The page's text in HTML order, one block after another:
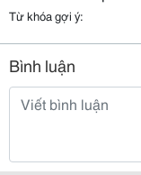
Từ khóa gợi ý:
Bình luận